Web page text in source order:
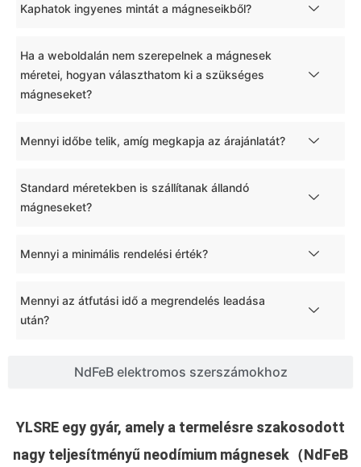
NdFeB elektromos szerszámokhoz
Kaphatok ingyenes mintát a mágneseikből?
Ha a weboldalán nem szerepelnek a mágnesek
méretei, hogyan választhatom ki a szükséges
mágneseket?
Mennyi időbe telik, amíg megkapja az árajánlatát?
Standard méretekben is szállítanak állandó
mágneseket?
Mennyi a minimális rendelési érték?
Mennyi az átfutási idő a megrendelés leadása
után?
YLSRE egy gyár, amely a termelésre szakosodott
nagy teljesítményű neodímium mágnesek（NdFeB